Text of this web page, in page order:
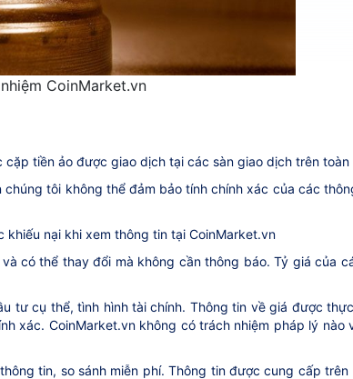
CoinMarket.vn
tiền ảo được giao dịch tại các sàn giao dịch trên toàn
tôi không thể đảm bảo tính chính xác của các
nại khi xem thông tin tại CoinMarket.vn
có thể thay đổi mà không cần thông báo. Tỷ giá của
tư cụ thể, tình hình tài chính. Thông tin về giá được
xác. CoinMarket.vn không có trách nhiệm pháp lý
tin, so sánh miễn phí. Thông tin được cung cấp